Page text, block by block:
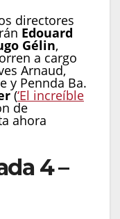
directores
Edouard
Gélin,
a cargo
Arnaud,
y Pennda Ba.
(‘El increíble
de
ahora
4 –